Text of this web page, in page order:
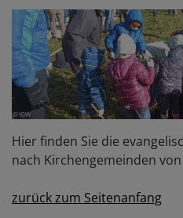
Hier finden Sie die
nach Kirchengemeinden von
zurück zum Seitenanfang